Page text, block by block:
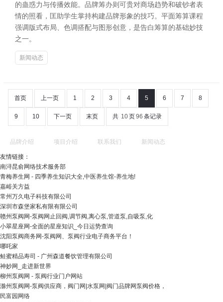
的蛊惑力与传播效能。品牌筹办则可贵对商场趋势和破钞者表
情的照看，匡助学生掌持构建品牌形象的技巧。平面筹算课程
强调版式布局、色调搭配与图形创意，是告白筹算的基础妙技
之一。
新闻动态
首页 上一页 1 2 3 4 5 6 7 8
9 10 下一页 末页 共 10页96 条记录
品牌介绍 项目介绍 联系我们 新闻动态
友情链接：
南浔昆俞网络技术服务部
青梅养生网 - 四季养生知识大全,中医养生馆-养生地!
嘉峪关方益
常州万久电子科技有限公司
深圳市森堡家私有限有限公司
赣州泵阀网-泵阀网止回阀,调节阀,离心泵,管道泵,自吸泵,化
小翠星座网-全面的星座知识_今日运势查询
沈阳泵阀商务网-泵阀网、泵阀行业电子商务平台！
哪吒家
鲑蜜精品寿司 - 广州森道餐饮管理有限公司
神妙网_走进新世界
柳州泵阀网 - 泵阀行业门户网站
滁州泵阀网-泵阀供应商，阀门网|水泵网|阀门品牌网泵阀价格，
民富园网络